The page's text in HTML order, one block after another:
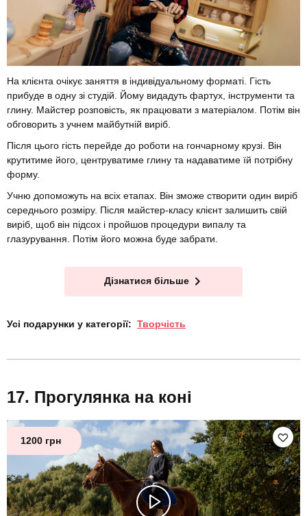
На клієнта очікує заняття в індивідуальному форматі. Гість
прибуде в одну зі студій. Йому видадуть фартух, інструменти та
глину. Майстер розповість, як працювати з матеріалом. Потім він
обговорить з учнем майбутній виріб.
Після цього гість перейде до роботи на гончарному крузі. Він
крутитиме його, центруватиме глину та надаватиме їй потрібну
форму.
Учню допоможуть на всіх етапах. Він зможе створити один виріб
середнього розміру. Після майстер-класу клієнт залишить свій
виріб, щоб він підсох і пройшов процедури випалу та
глазурування. Потім його можна буде забрати.
Дізнатися більше
Усі подарунки у категорії: Творчість
Прогулянка на коні
1200 грн